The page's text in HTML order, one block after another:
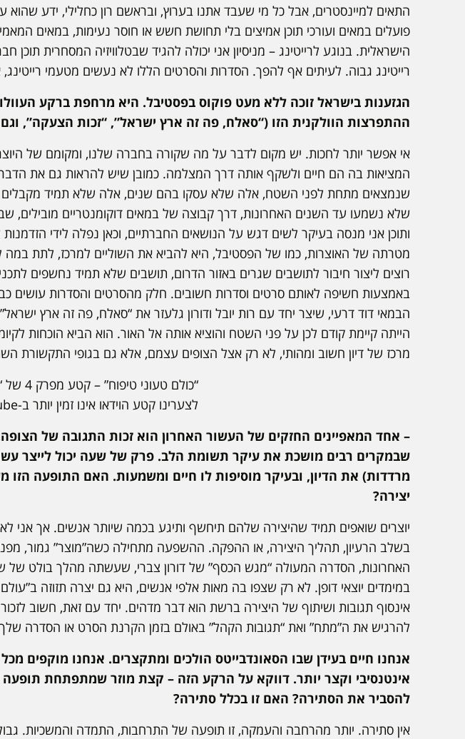
התאים למיינסטרים, אבל כל מי שעבד אתנו בערוץ, ובראשם רון כחלילי, ידע
פועלים במאים ועורכי תוכן אמיצים בלי תחושת חשש או חוסר נעימות, במאים
הישראלית. בנוגע לרייטינג – מניסיון אני יכולה להגיד שבטלוויזיה המסחרית
רייטינג גבוה. לעיתים אף להפך. הסדרות והסרטים הללו לא נעשים מטעמי
הגזענות בישראל זוכה ללא מעט פוקוס בפסטיבל. היא מרחפת ברקע
ההתפרצות הוולקנית הזו (“סאלח, פה זה ארץ ישראל”, “זכות הצעקה”,
אי אפשר יותר לחכות. יש מקום לדבר על מה שקורה בחברה שלנו, ומקומם של
המציאות בה הם חיים ולשקף אותה דרך המצלמה. כמובן שיש להראות גם את
שנמצאים מתחת לפני השטח, אלה שלא עסקו בהם שנים, אלה שלא תמיד מקבלים
שלא נשמעו עד השנים האחרונות, דרך קבוצה של במאים דוקומנטריים מובילים,
ותוכן אני מנסה בעיקר לשים דגש על הנושאים החברתיים, וכאן נפלה לידי
מטרתה של האוצרות, כמו של הפסטיבל, היא להביא את השוליים למרכז, לתת במה
רוצים ליצור חיבור לתושבים שגרים באזור הדרום, תושבים שלא תמיד נחשפים
באמצעות חשיפה לאותם סרטים וסדרות חשובים. חלק מהסרטים והסדרות עושים
הבמאי דוד דרעי, שיצר יחד עם רות יובל ודורון גלעזר את “סאלח, פה זה ארץ
הייתה קיימת קודם לכן על פני השטח והוציא אותה אל האור. הוא הביא הוכחות
מרכז של דיון חשוב ומהותי, לא רק אצל הצופים עצמם, אלא גם בגופי התקשורת
“כולם טעוני טיפוח” – קטע מפרק 4 של “סאלח , פה זה ארץ ישראל”
לצערינו קטע הוידאו אינו זמין יותר ב-youtube. עימכם הסליחה.
– אחד המאפיינים החזקים של העשור האחרון הוא זכות התגובה של
שבמקרים רבים מושכת את עיקר תשומת הלב. פרק של שעה יכול לייצר
מרדדות) את הדיון, ובעיקר מוסיפות לו חיים ומשמעות. האם התופעה
יצירה?
יוצרים שואפים תמיד שהיצירה שלהם תיחשף ותיגע בכמה שיותר אנשים. אך
בשלב הרעיון, תהליך היצירה, או ההפקה. ההשפעה מתחילה כשה”מוצר” גמור,
האחרונות, הסדרה המעולה “מגש הכסף” של דורון צברי, שעשתה מהלך בולט
במימדים יוצאי דופן. לא רק שצפו בה מאות אלפי אנשים, היא גם יצרה תזוזה
אינסוף תגובות ושיתוף של היצירה ברשת הוא דבר מדהים. יחד עם זאת, חשוב לזכור
להרגיש את ה”מתח” ואת “תגובות הקהל” באולם בזמן הקרנת הסרט או הסדרה
אנחנו חיים בעידן שבו הסאונדבייטס הולכים ומתקצרים. אנחנו מוקפים
אינטנסיבי וקצר יותר. דווקא על הרקע הזה – קצת מוזר שמתפתחת
להסביר את הסתירה? האם זו בכלל סתירה?
אין סתירה. יותר מהרחבה והעמקה, זו תופעה של התרחבות, התמדה והמשכיות.